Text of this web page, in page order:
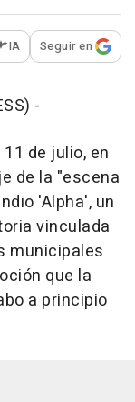
para
IA Seguir en
-
de julio, en
de la "escena
'Alpha', un
vinculada
municipales
que la
a principio